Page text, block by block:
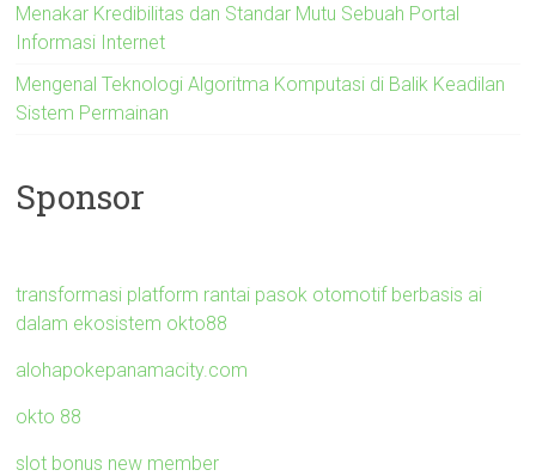
Menakar Kredibilitas dan Standar Mutu Sebuah Portal
Informasi Internet
Mengenal Teknologi Algoritma Komputasi di Balik Keadilan
Sistem Permainan
Sponsor
transformasi platform rantai pasok otomotif berbasis ai
dalam ekosistem okto88
alohapokepanamacity.com
okto 88
slot bonus new member